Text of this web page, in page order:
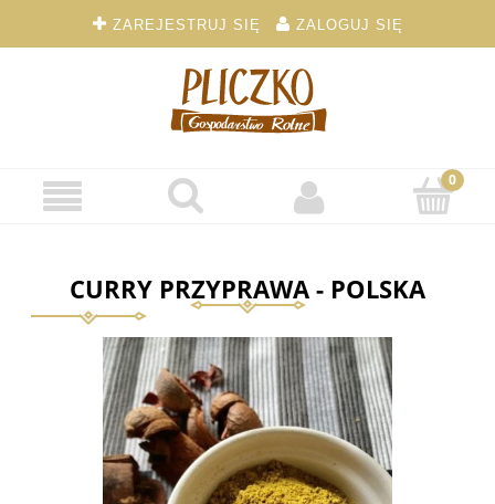
ZAREJESTRUJ SIĘ ZALOGUJ SIĘ
CURRY PRZYPRAWA - POLSKA